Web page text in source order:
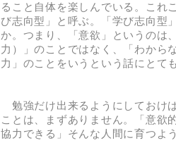
ること自体を楽しんでいる。これ
び志向型」と呼ぶ。「学び志向型
か。つまり、「意欲」というのは
力）」のことではなく、「わから
力」のことをいうという話にとて
勉強だけ出来るようにしておけ
ことは、まずありません。「意欲
協力できる」そんな人間に育つよ